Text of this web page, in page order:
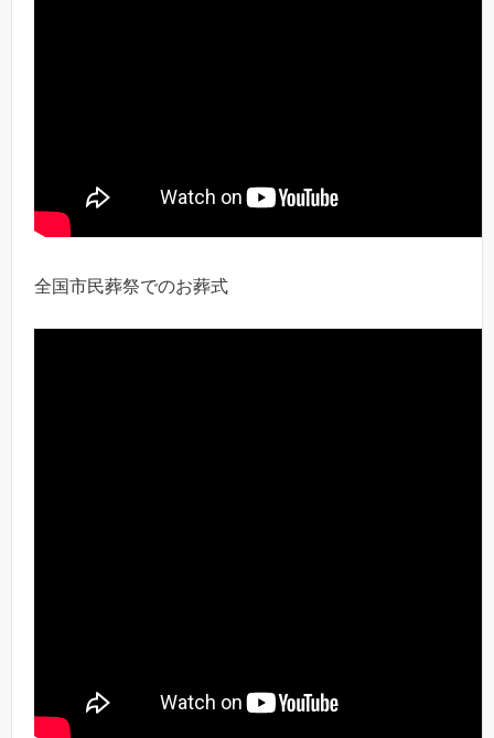
全国市民葬祭でのお葬式